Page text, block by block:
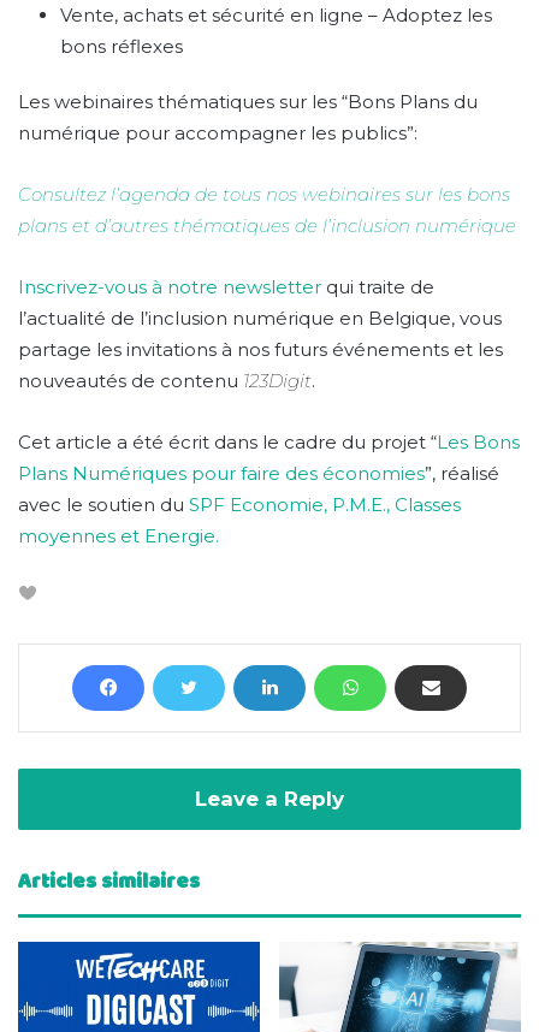
Vente, achats et sécurité en ligne – Adoptez les
bons réflexes
Les webinaires thématiques sur les “Bons Plans du
numérique pour accompagner les publics”:
Consultez l’agenda de tous nos webinaires sur les bons
plans et d’autres thématiques de l’inclusion numérique
Inscrivez-vous à notre newsletter qui traite de
l’actualité de l’inclusion numérique en Belgique, vous
partage les invitations à nos futurs événements et les
nouveautés de contenu 123Digit.
Cet article a été écrit dans le cadre du projet “Les Bons
Plans Numériques pour faire des économies”, réalisé
avec le soutien du SPF Economie, P.M.E., Classes
moyennes et Energie.
Leave a Reply
Articles similaires